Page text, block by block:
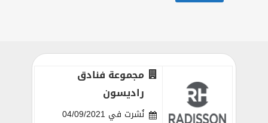
مجموعة فنادق
راديسون
نُشرت في 04/09/2021